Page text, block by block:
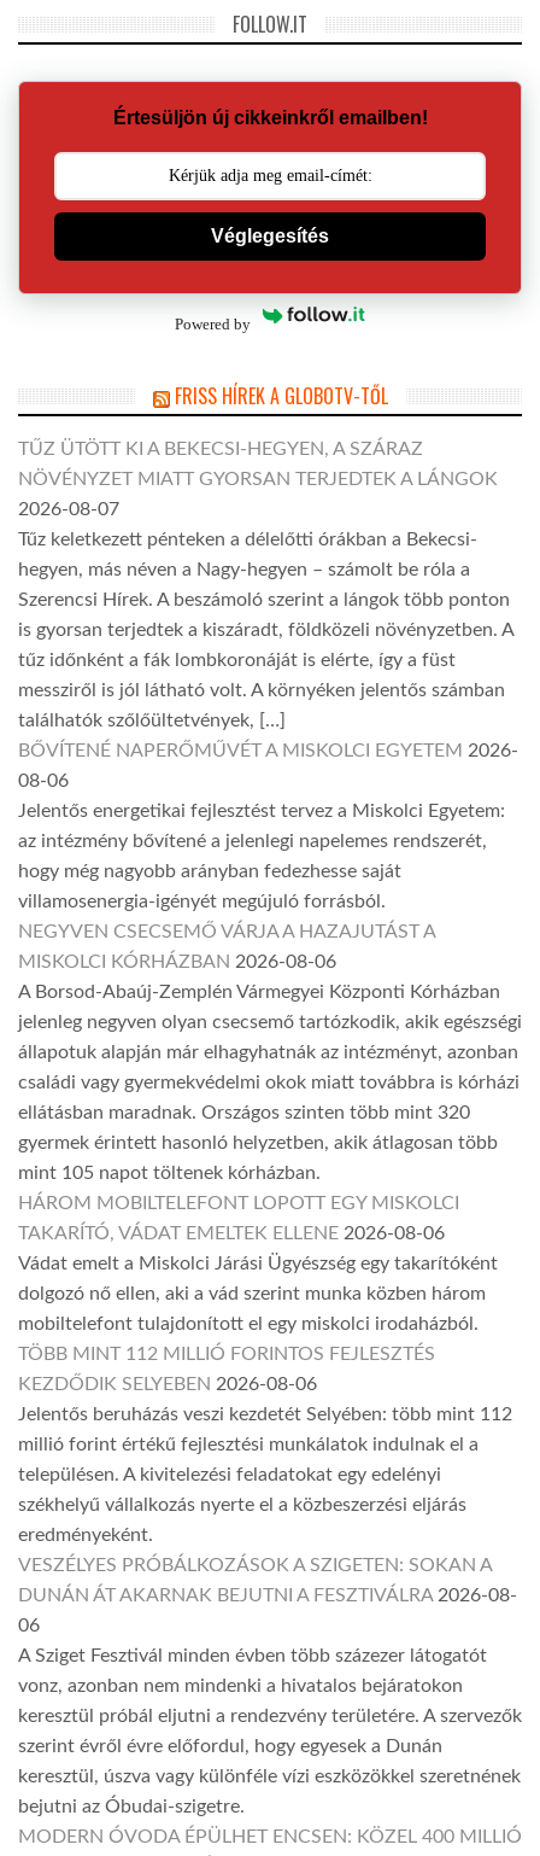
FOLLOW.IT
Értesüljön új cikkeinkről emailben!
Véglegesítés
Powered by
FRISS HÍREK A GLOBOTV-TŐL
TŰZ ÜTÖTT KI A BEKECSI-HEGYEN, A SZÁRAZ
NÖVÉNYZET MIATT GYORSAN TERJEDTEK A LÁNGOK
2026-08-07
Tűz keletkezett pénteken a délelőtti órákban a Bekecsi-
hegyen, más néven a Nagy-hegyen – számolt be róla a
Szerencsi Hírek. A beszámoló szerint a lángok több ponton
is gyorsan terjedtek a kiszáradt, földközeli növényzetben. A
tűz időnként a fák lombkoronáját is elérte, így a füst
messziről is jól látható volt. A környéken jelentős számban
találhatók szőlőültetvények, […]
BŐVÍTENÉ NAPERŐMŰVÉT A MISKOLCI EGYETEM 2026-
08-06
Jelentős energetikai fejlesztést tervez a Miskolci Egyetem:
az intézmény bővítené a jelenlegi napelemes rendszerét,
hogy még nagyobb arányban fedezhesse saját
villamosenergia-igényét megújuló forrásból.
NEGYVEN CSECSEMŐ VÁRJA A HAZAJUTÁST A
MISKOLCI KÓRHÁZBAN 2026-08-06
A Borsod-Abaúj-Zemplén Vármegyei Központi Kórházban
jelenleg negyven olyan csecsemő tartózkodik, akik egészségi
állapotuk alapján már elhagyhatnák az intézményt, azonban
családi vagy gyermekvédelmi okok miatt továbbra is kórházi
ellátásban maradnak. Országos szinten több mint 320
gyermek érintett hasonló helyzetben, akik átlagosan több
mint 105 napot töltenek kórházban.
HÁROM MOBILTELEFONT LOPOTT EGY MISKOLCI
TAKARÍTÓ, VÁDAT EMELTEK ELLENE 2026-08-06
Vádat emelt a Miskolci Járási Ügyészség egy takarítóként
dolgozó nő ellen, aki a vád szerint munka közben három
mobiltelefont tulajdonított el egy miskolci irodaházból.
TÖBB MINT 112 MILLIÓ FORINTOS FEJLESZTÉS
KEZDŐDIK SELYEBEN 2026-08-06
Jelentős beruházás veszi kezdetét Selyében: több mint 112
millió forint értékű fejlesztési munkálatok indulnak el a
településen. A kivitelezési feladatokat egy edelényi
székhelyű vállalkozás nyerte el a közbeszerzési eljárás
eredményeként.
VESZÉLYES PRÓBÁLKOZÁSOK A SZIGETEN: SOKAN A
DUNÁN ÁT AKARNAK BEJUTNI A FESZTIVÁLRA 2026-08-
06
A Sziget Fesztivál minden évben több százezer látogatót
vonz, azonban nem mindenki a hivatalos bejáratokon
keresztül próbál eljutni a rendezvény területére. A szervezők
szerint évről évre előfordul, hogy egyesek a Dunán
keresztül, úszva vagy különféle vízi eszközökkel szeretnének
bejutni az Óbudai-szigetre.
MODERN ÓVODA ÉPÜLHET ENCSEN: KÖZEL 400 MILLIÓ